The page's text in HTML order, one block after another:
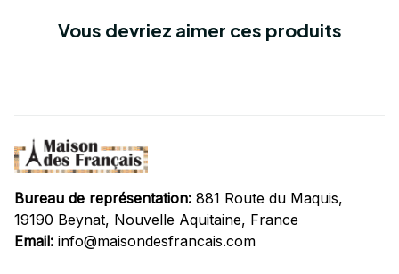
Vous devriez aimer ces produits
Bureau de représentation: 881 Route du Maquis,
19190 Beynat, Nouvelle Aquitaine, France
Email: info@maisondesfrancais.com